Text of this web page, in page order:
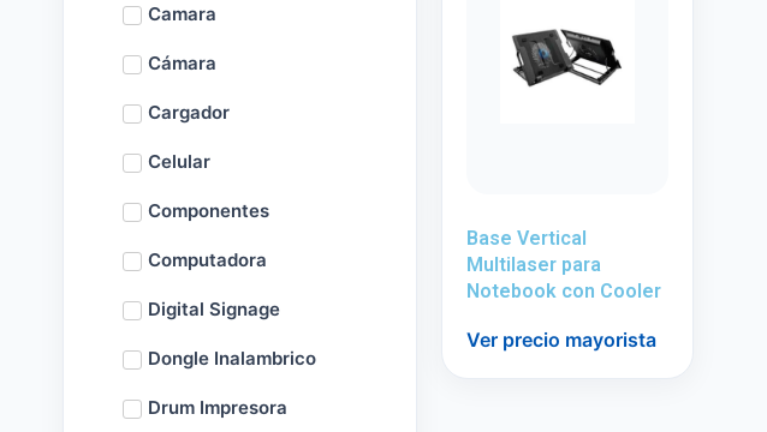
Camara
Cámara
Cargador
Celular
Componentes
Computadora
Digital Signage
Dongle Inalambrico
Drum Impresora
Base Vertical
Multilaser para
Notebook con Cooler
Ver precio mayorista